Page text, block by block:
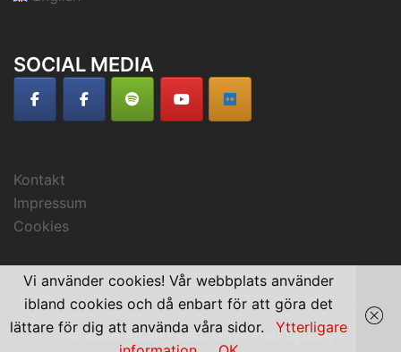
SOCIAL MEDIA
Kontakt
Impressum
Cookies
© 2026 Alban Faust. Drivs med Sydney
Vi använder cookies! Vår webbplats använder
ibland cookies och då enbart för att göra det
lättare för dig att använda våra sidor.
Ytterligare